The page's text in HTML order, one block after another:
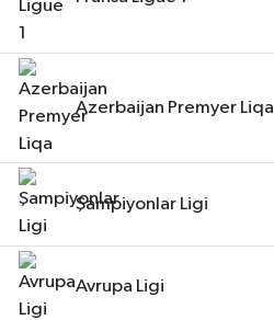
Azerbaijan Premyer Liqa
Şampiyonlar Ligi
Avrupa Ligi